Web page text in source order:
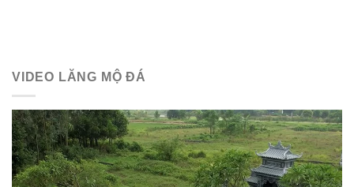
VIDEO LĂNG MỘ ĐÁ